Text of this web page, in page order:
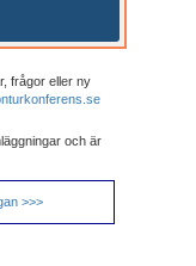
frågor eller ny
och är
>>>